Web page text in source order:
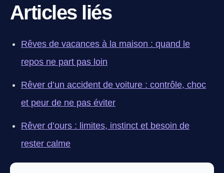
Articles liés
Rêves de vacances à la maison : quand le
repos ne part pas loin
Rêver d’un accident de voiture : contrôle, choc
et peur de ne pas éviter
Rêver d’ours : limites, instinct et besoin de
rester calme